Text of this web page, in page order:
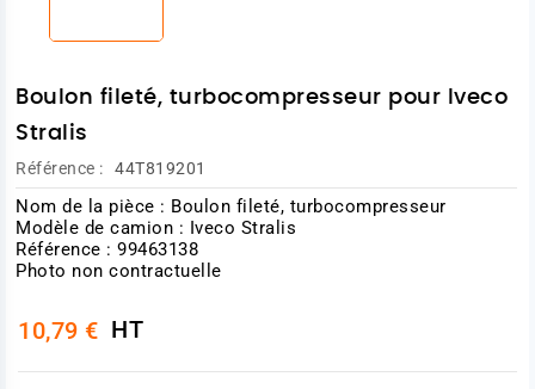
Boulon fileté, turbocompresseur pour Iveco
Stralis
Référence : 44T819201
Nom de la pièce : Boulon fileté, turbocompresseur
Modèle de camion : Iveco Stralis
Référence : 99463138
Photo non contractuelle
10,79 € HT